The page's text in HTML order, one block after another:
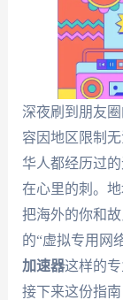
深夜刷到朋友
容因地区限制
华人都经历过
在心里的刺。
把海外的你和
的“虚拟专用网
加速器这样的专
接下来这份指